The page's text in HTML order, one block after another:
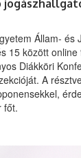
Állam- és
15 között
Diákköri
A
főt.